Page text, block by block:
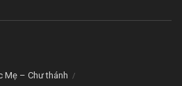
Mẹ – Chư thánh